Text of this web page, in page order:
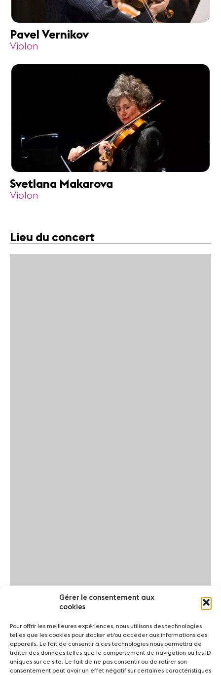
Gérer le consentement aux
cookies
Pour offrir les meilleures expériences, nous utilisons des technologies
telles que les cookies pour stocker et/ou accéder aux informations des
appareils. Le fait de consentir à ces technologies nous permettra de
traiter des données telles que le comportement de navigation ou les ID
uniques sur ce site. Le fait de ne pas consentir ou de retirer son
consentement peut avoir un effet négatif sur certaines caractéristiques
Pavel Vernikov
Violon
Svetlana Makarova
Violon
Lieu du concert